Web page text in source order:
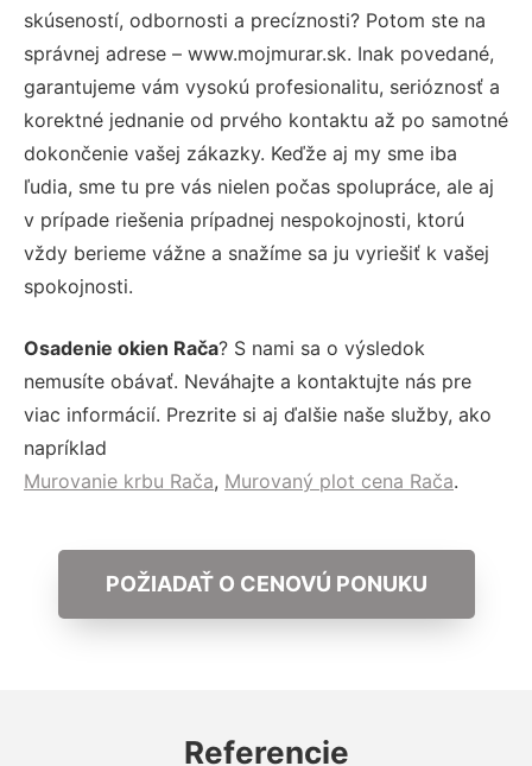
skúseností, odbornosti a precíznosti? Potom ste na
správnej adrese – www.mojmurar.sk. Inak povedané,
garantujeme vám vysokú profesionalitu, serióznosť a
korektné jednanie od prvého kontaktu až po samotné
dokončenie vašej zákazky. Keďže aj my sme iba
ľudia, sme tu pre vás nielen počas spolupráce, ale aj
v prípade riešenia prípadnej nespokojnosti, ktorú
vždy berieme vážne a snažíme sa ju vyriešiť k vašej
spokojnosti.
Osadenie okien Rača? S nami sa o výsledok
nemusíte obávať. Neváhajte a kontaktujte nás pre
viac informácií. Prezrite si aj ďalšie naše služby, ako
napríklad
Murovanie krbu Rača, Murovaný plot cena Rača.
POŽIADAŤ O CENOVÚ PONUKU
Referencie